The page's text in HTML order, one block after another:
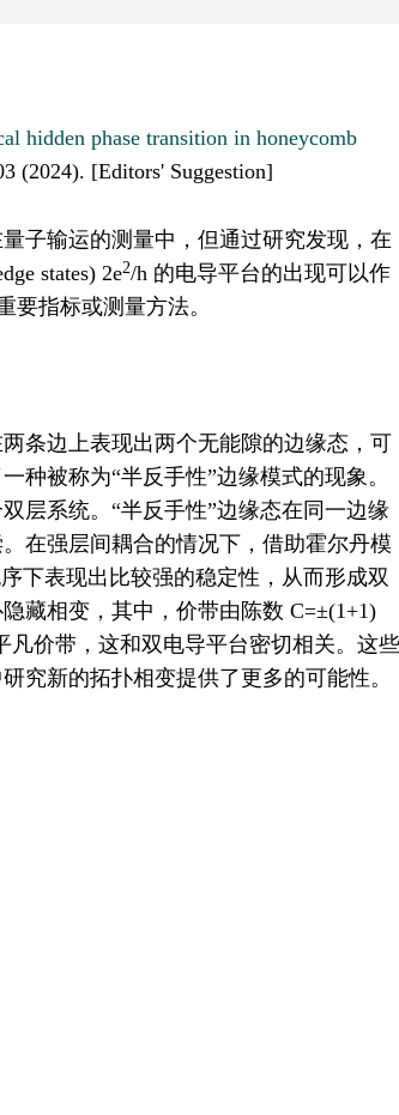
hidden phase transition in honeycomb
(2024). [Editors' Suggestion]
子输运的测量中，但通过研究发现，在
states) 2e2/h 的电导平台的出现可以作
要指标或测量方法。
条边上表现出两个无能隙的边缘态，可
种被称为“半反手性”边缘模式的现象。
层系统。“半反手性”边缘态在同一边缘
在强层间耦合的情况下，借助霍尔丹模
下表现出比较强的稳定性，从而形成双
藏相变，其中，价带由陈数 C=±(1+1)
凡价带，这和双电导平台密切相关。这些
究新的拓扑相变提供了更多的可能性。